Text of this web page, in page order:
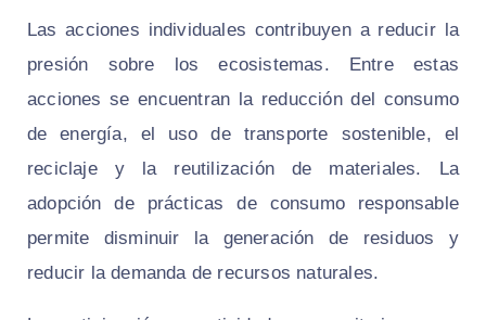
Las acciones individuales contribuyen a reducir la
presión sobre los ecosistemas. Entre estas
acciones se encuentran la reducción del consumo
de energía, el uso de transporte sostenible, el
reciclaje y la reutilización de materiales. La
adopción de prácticas de consumo responsable
permite disminuir la generación de residuos y
reducir la demanda de recursos naturales.